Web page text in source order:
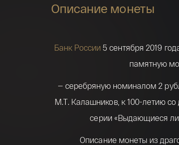
Описание монеты
Банк России 5 сентября 2019
памятную
— серебряную номиналом 2
М.Т. Калашников, к 100-летиюсо
серии «Выдающиеся
Описание монеты из